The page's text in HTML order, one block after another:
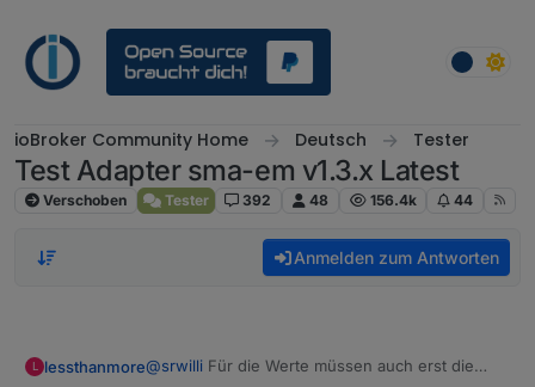
ioBroker Community Home Deutsch Tester
Test Adapter sma-em v1.3.x Latest
Verschoben Tester 392 48 156.4k 44
Anmelden zum Antworten
L lessthanmore@srwilli Für die Werte müssen auch erst die